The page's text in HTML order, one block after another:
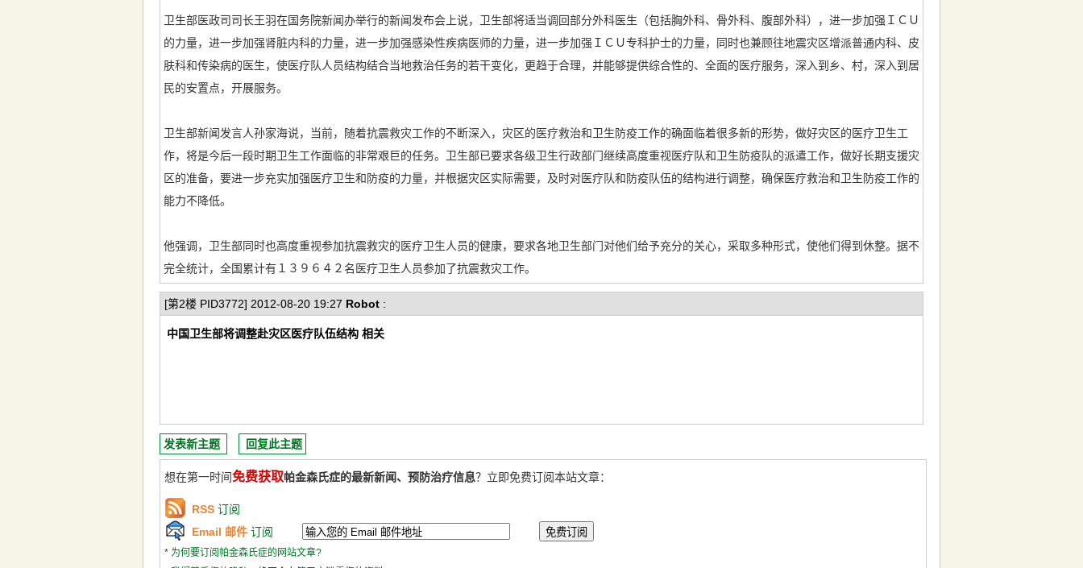
卫生部医政司司长王羽在国务院新闻办举行的新闻发布会上说，卫生部将适当调回部分外科医生（包括胸外科、骨外科、腹部外科），进一步加强ＩＣＵ
的力量，进一步加强肾脏内科的力量，进一步加强感染性疾病医师的力量，进一步加强ＩＣＵ专科护士的力量，同时也兼顾往地震灾区增派普通内科、皮
肤科和传染病的医生，使医疗队人员结构结合当地救治任务的若干变化，更趋于合理，并能够提供综合性的、全面的医疗服务，深入到乡、村，深入到居
民的安置点，开展服务。
卫生部新闻发言人孙家海说，当前，随着抗震救灾工作的不断深入，灾区的医疗救治和卫生防疫工作的确面临着很多新的形势，做好灾区的医疗卫生工
作，将是今后一段时期卫生工作面临的非常艰巨的任务。卫生部已要求各级卫生行政部门继续高度重视医疗队和卫生防疫队的派遣工作，做好长期支援灾
区的准备，要进一步充实加强医疗卫生和防疫的力量，并根据灾区实际需要，及时对医疗队和防疫队伍的结构进行调整，确保医疗救治和卫生防疫工作的
能力不降低。
他强调，卫生部同时也高度重视参加抗震救灾的医疗卫生人员的健康，要求各地卫生部门对他们给予充分的关心，采取多种形式，使他们得到休整。据不
完全统计，全国累计有１３９６４２名医疗卫生人员参加了抗震救灾工作。
[第2楼 PID3772] 2012-08-20 19:27 Robot :
中国卫生部将调整赴灾区医疗队伍结构 相关
发表新主题 回复此主题
想在第一时间免费获取帕金森氏症的最新新闻、预防治疗信息？立即免费订阅本站文章：
RSS 订阅
Email 邮件 订阅
* 为何要订阅帕金森氏症的网站文章?